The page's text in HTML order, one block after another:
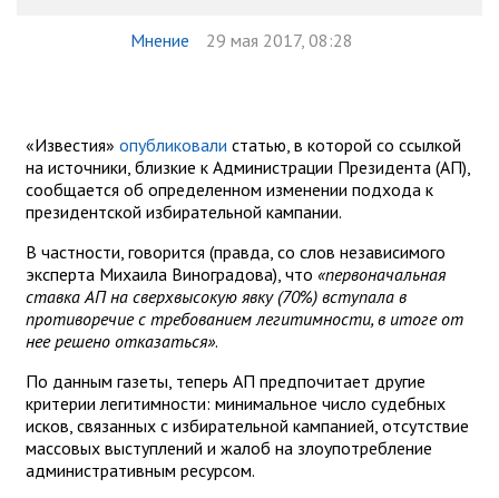
Мнение 29 мая 2017, 08:28
«Известия» опубликовали статью, в которой со ссылкой
на источники, близкие к Администрации Президента (АП),
сообщается об определенном изменении подхода к
президентской избирательной кампании.
В частности, говорится (правда, со слов независимого
эксперта Михаила Виноградова), что «первоначальная
ставка АП на сверхвысокую явку (70%) вступала в
противоречие с требованием легитимности, в итоге от
нее решено отказаться».
По данным газеты, теперь АП предпочитает другие
критерии легитимности: минимальное число судебных
исков, связанных с избирательной кампанией, отсутствие
массовых выступлений и жалоб на злоупотребление
административным ресурсом.